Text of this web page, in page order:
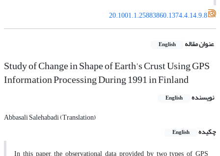
20.1001.1.25883860.1374.4.14.9.8
عنوان مقاله English
Study of Change in Shape of Earth's Crust Using GPS
Information Processing During 1991 in Finland
نویسنده English
Abbasali Salehabadi (Translation)
چکیده
English